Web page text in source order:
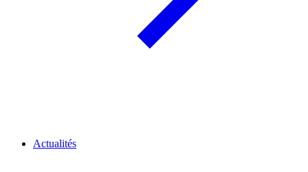
Actualités